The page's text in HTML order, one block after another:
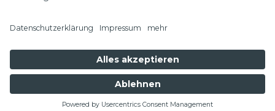
NEWSLETTER